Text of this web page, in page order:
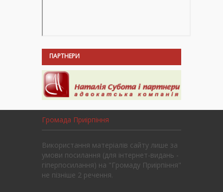
ПАРТНЕРИ
Громада Приірпіння
Використання матеріалів сайту лише за
умови посилання (для інтернет-видань -
гіперпосилання) на "Громаду Приірпіння"
не пізніше 2 речення.